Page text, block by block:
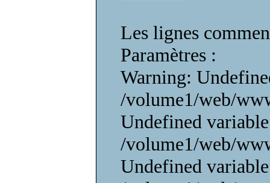
Les lignes
Paramètres :
Warning:
/volume1/web/
Undefined
/volume1/web/
Undefined